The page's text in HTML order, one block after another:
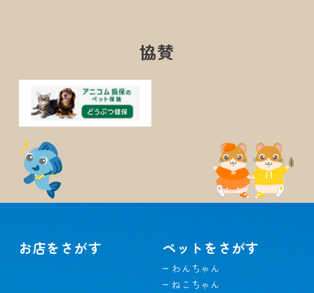
協賛
お店をさがす ペットをさがす
わんちゃん
ねこちゃん